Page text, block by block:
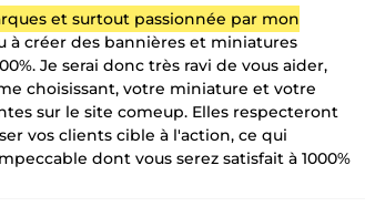
et surtout passionnée par mon
à créer des bannières et miniatures
Je serai donc très ravi de vous aider,
choisissant, votre miniature et votre
sur le site comeup. Elles respecteront
vos clients cible à l'action, ce qui
dont vous serez satisfait à 1000%